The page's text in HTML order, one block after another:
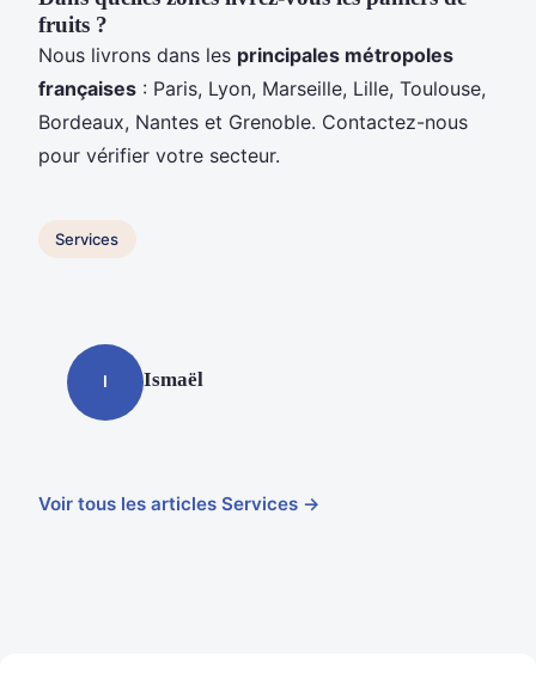
fruits ?
Nous livrons dans les principales métropoles
françaises : Paris, Lyon, Marseille, Lille, Toulouse,
Bordeaux, Nantes et Grenoble. Contactez-nous
pour vérifier votre secteur.
Services
I Ismaël
Voir tous les articles Services →